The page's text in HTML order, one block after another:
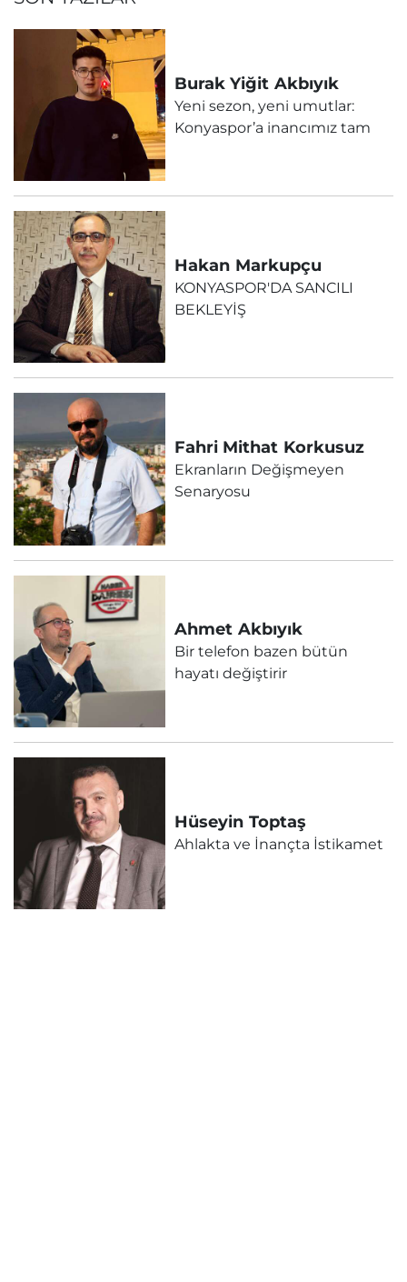
Burak Yiğit Akbıyık
Yeni sezon, yeni umutlar:
Konyaspor’a inancımız tam
Hakan Markupçu
KONYASPOR'DA SANCILI
BEKLEYİŞ
Fahri Mithat Korkusuz
Ekranların Değişmeyen
Senaryosu
Ahmet Akbıyık
Bir telefon bazen bütün
hayatı değiştirir
Hüseyin Toptaş
Ahlakta ve İnançta İstikamet